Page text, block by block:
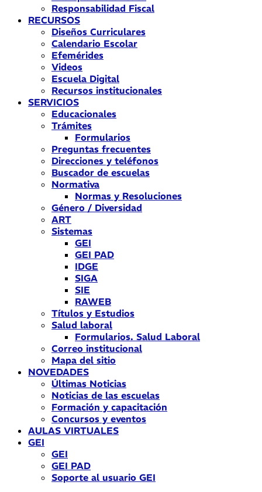
Responsabilidad Fiscal
RECURSOS
Diseños Curriculares
Calendario Escolar
Efemérides
Videos
Escuela Digital
Recursos institucionales
SERVICIOS
Educacionales
Trámites
Formularios
Preguntas frecuentes
Direcciones y teléfonos
Buscador de escuelas
Normativa
Normas y Resoluciones
Género / Diversidad
ART
Sistemas
GEI
GEI PAD
IDGE
SIGA
SIE
RAWEB
Títulos y Estudios
Salud laboral
Formularios. Salud Laboral
Correo institucional
Mapa del sitio
NOVEDADES
Últimas Noticias
Noticias de las escuelas
Formación y capacitación
Concursos y eventos
AULAS VIRTUALES
GEI
GEI
GEI PAD
Soporte al usuario GEI